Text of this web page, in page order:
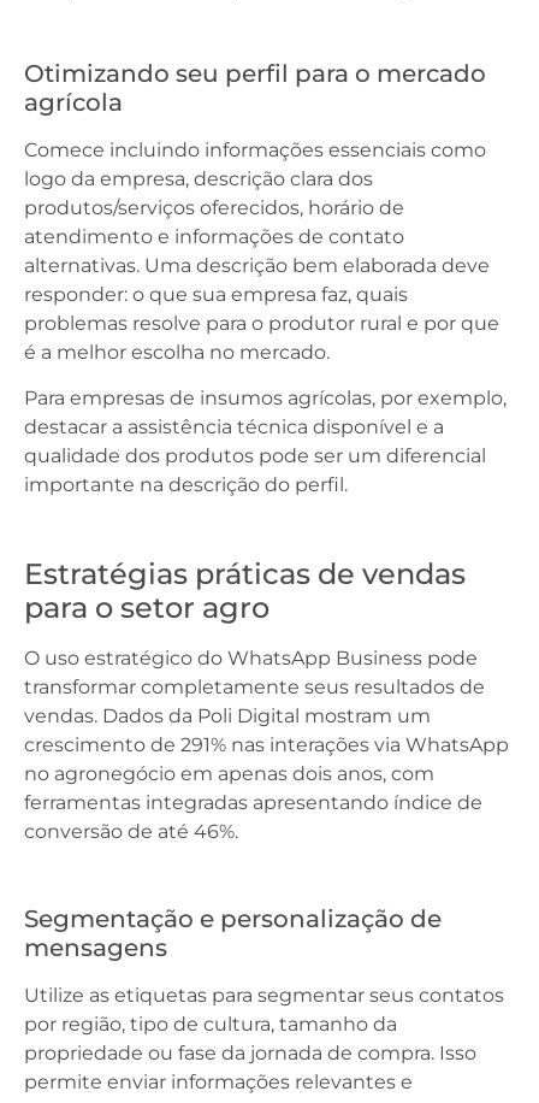
Otimizando seu perfil para o mercado
agrícola
Comece incluindo informações essenciais como
logo da empresa, descrição clara dos
produtos/serviços oferecidos, horário de
atendimento e informações de contato
alternativas. Uma descrição bem elaborada deve
responder: o que sua empresa faz, quais
problemas resolve para o produtor rural e por que
é a melhor escolha no mercado.
Para empresas de insumos agrícolas, por exemplo,
destacar a assistência técnica disponível e a
qualidade dos produtos pode ser um diferencial
importante na descrição do perfil.
Estratégias práticas de vendas
para o setor agro
O uso estratégico do WhatsApp Business pode
transformar completamente seus resultados de
vendas. Dados da Poli Digital mostram um
crescimento de 291% nas interações via WhatsApp
no agronegócio em apenas dois anos, com
ferramentas integradas apresentando índice de
conversão de até 46%.
Segmentação e personalização de
mensagens
Utilize as etiquetas para segmentar seus contatos
por região, tipo de cultura, tamanho da
propriedade ou fase da jornada de compra. Isso
permite enviar informações relevantes e